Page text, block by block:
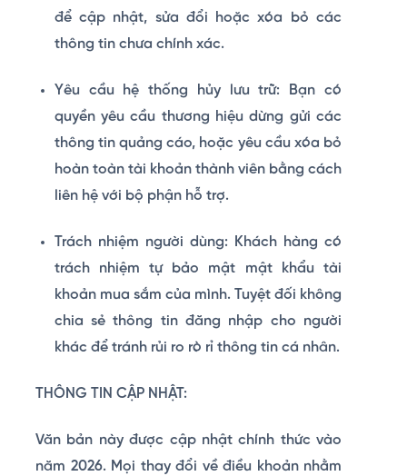
để cập nhật, sửa đổi hoặc xóa bỏ các
thông tin chưa chính xác.
Yêu cầu hệ thống hủy lưu trữ: Bạn có
quyền yêu cầu thương hiệu dừng gửi các
thông tin quảng cáo, hoặc yêu cầu xóa bỏ
hoàn toàn tài khoản thành viên bằng cách
liên hệ với bộ phận hỗ trợ.
Trách nhiệm người dùng:Khách hàng có
trách nhiệm tự bảo mật mật khẩu tài
khoản mua sắm của mình. Tuyệt đối không
chia sẻ thông tin đăng nhập cho người
khác để tránh rủi ro rò rỉ thông tin cá nhân.
THÔNG TIN CẬP NHẬT:
Văn bản này được cập nhật chính thức vào
năm 2026. Mọi thay đổi về điều khoản nhằm